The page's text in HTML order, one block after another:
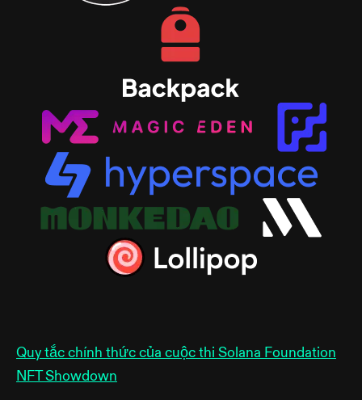
Quy tắc chính thức của cuộc thi Solana Foundation
NFT Showdown